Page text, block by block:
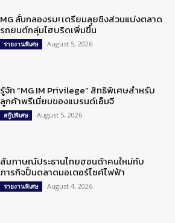
MG ลั่นกลองรบ! เตรียมลุยชิงส่วนแบ่งตลาด
รถยนต์กลุ่มไฮบริดเพิ่มขึ้น
รายงานพิเศษ August 5, 2026
รู้จัก “MG IM Privilege” สิทธิพิเศษสำหรับ
ลูกค้าพรีเมี่ยมของแบรนด์เอ็มจี
สกู๊ปพิเศษ August 5, 2026
สัมภาษณ์ประธานไทยฮอนด้าคนใหม่กับ
ภารกิจปั้นตลาดมอเตอร์ไซค์ไฟฟ้า
รายงานพิเศษ August 4, 2026